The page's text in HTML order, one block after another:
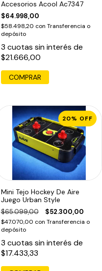
Accesorios Acool Ac7347
$64.998,00
$58.498,20 con Transferencia o
depósito
3 cuotas sin interés de
$21.666,00
COMPRAR
20% OFF
Mini Tejo Hockey De Aire
Juego Urban Style
$65.099,00 $52.300,00
$47.070,00 con Transferencia o
depósito
3 cuotas sin interés de
$17.433,33